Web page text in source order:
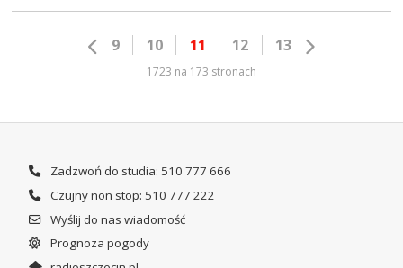
9 10 11 12 13
1723 na 173 stronach
Zadzwoń do studia: 510 777 666
Czujny non stop: 510 777 222
Wyślij do nas wiadomość
Prognoza pogody